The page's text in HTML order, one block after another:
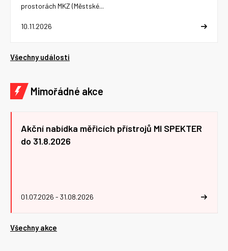
10.11.2026
prostorách MKZ (Městské...
Všechny události
Mimořádné akce
Akční nabídka měřicích přístrojů MI SPEKTER
do 31.8.2026
01.07.2026 - 31.08.2026
Všechny akce